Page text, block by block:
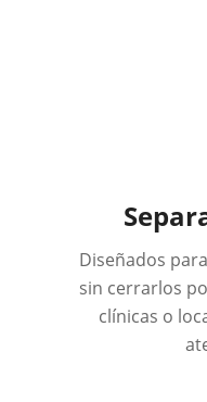
Diseñados
sin cerrarlos
clínicas o